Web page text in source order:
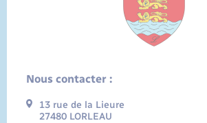
Nous contacter :
13 rue de la Lieure
27480 LORLEAU